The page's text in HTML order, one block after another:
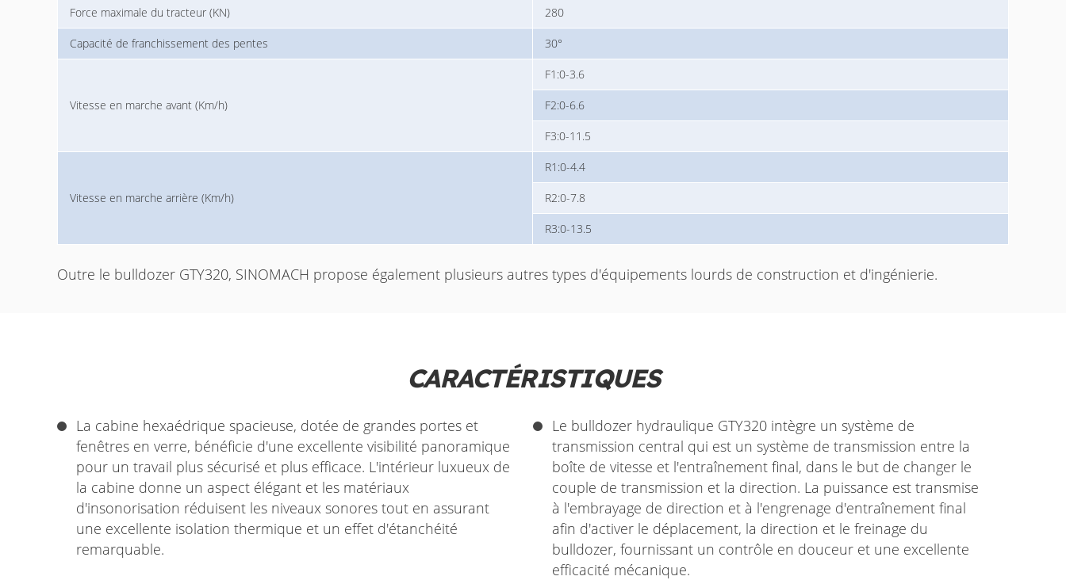
Force maximale du tracteur (KN) 280
Capacité de franchissement des pentes 30°
Vitesse en marche avant (Km/h)
F1:0-3.6
F2:0-6.6
F3:0-11.5
Vitesse en marche arrière (Km/h)
R1:0-4.4
R2:0-7.8
R3:0-13.5
Outre le bulldozer GTY320, SINOMACH propose également plusieurs autres types d'équipements lourds de construction et d'ingénierie.
CARACTÉRISTIQUES
La cabine hexaédrique spacieuse, dotée de grandes portes et
fenêtres en verre, bénéficie d'une excellente visibilité panoramique
pour un travail plus sécurisé et plus efficace. L'intérieur luxueux de
la cabine donne un aspect élégant et les matériaux
d'insonorisation réduisent les niveaux sonores tout en assurant
une excellente isolation thermique et un effet d'étanchéité
remarquable.
Le bulldozer hydraulique GTY320 intègre un système de
transmission central qui est un système de transmission entre la
boîte de vitesse et l'entraînement final, dans le but de changer le
couple de transmission et la direction. La puissance est transmise
à l'embrayage de direction et à l'engrenage d'entraînement final
afin d'activer le déplacement, la direction et le freinage du
bulldozer, fournissant un contrôle en douceur et une excellente
efficacité mécanique.